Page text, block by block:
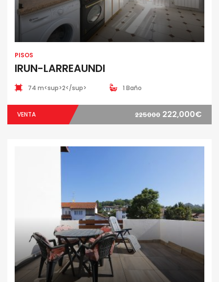
PISOS
IRUN-LARREAUNDI
74 m<sup>2</sup> 1 Baño
VENTA 225000 222,000€